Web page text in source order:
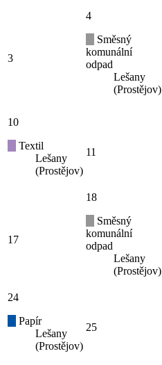
3
4
Směsný
komunální
odpad
Lešany
(Prostějov)
10
Textil
Lešany
(Prostějov)
11
17
18
Směsný
komunální
odpad
Lešany
(Prostějov)
24
Papír
Lešany
(Prostějov)
25